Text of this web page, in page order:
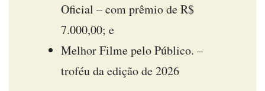
Oficial – com prêmio de R$
7.000,00; e
Melhor Filme pelo Público. –
troféu da edição de 2026